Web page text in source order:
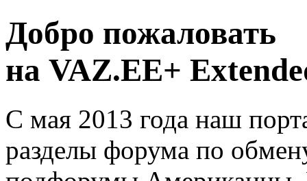
Добро пожаловать
на VAZ.EE+
С мая 2013 года наш
разделы форума по